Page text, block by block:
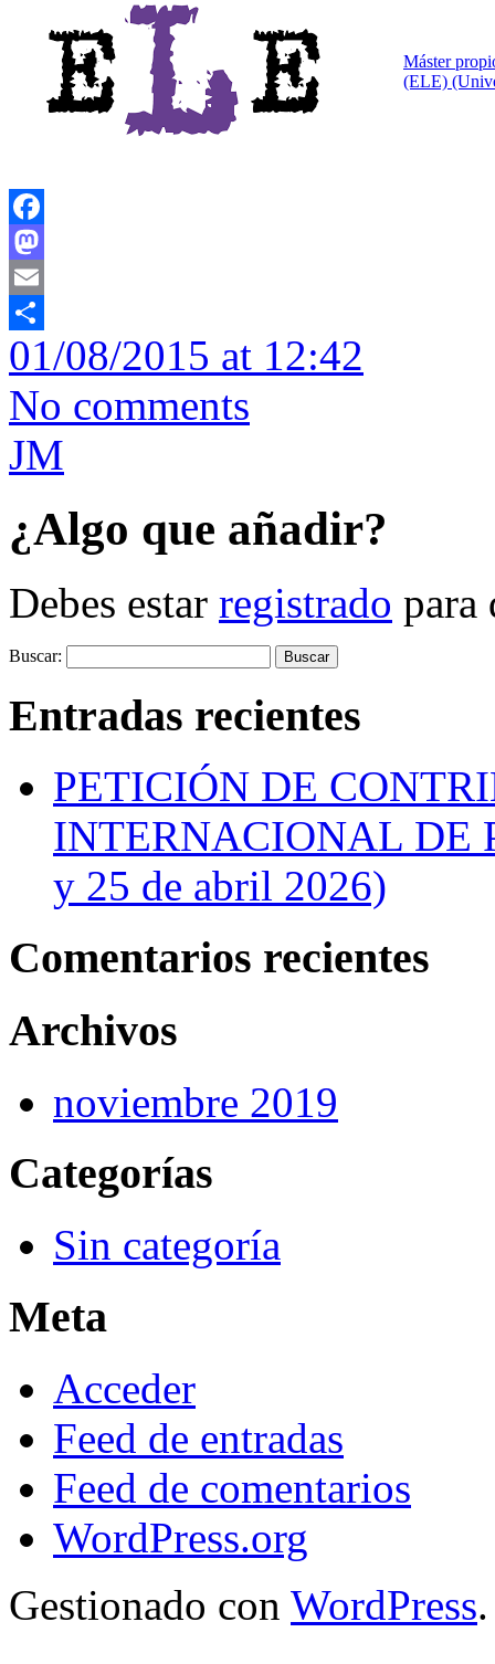
Máster
(ELE)
Facebook
Mastodon
Email
Compartir
01/08/2015 at 12:42
No comments
JM
¿Algo que añadir?
Debes estar registrado para
Buscar:
Entradas recientes
PETICIÓN DE
INTERNACIONAL DE
y 25 de abril 2026)
Comentarios recientes
Archivos
noviembre 2019
Categorías
Sin categoría
Meta
Acceder
Feed de entradas
Feed de comentarios
WordPress.org
Gestionado con WordPress